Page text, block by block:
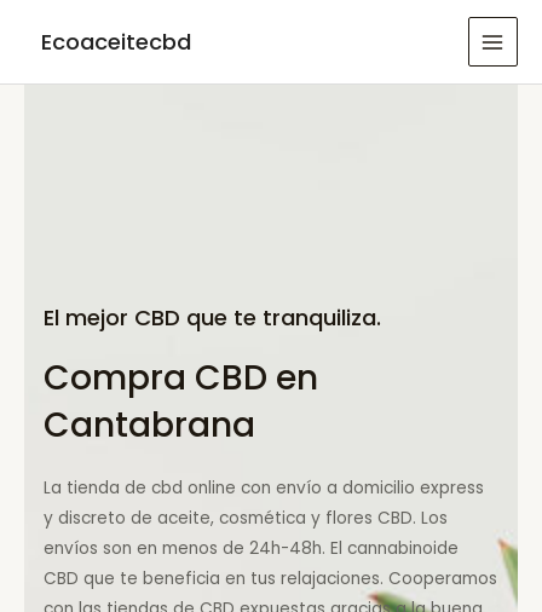
Ecoaceitecbd
El mejor CBD que te tranquiliza.
Compra CBD en
Cantabrana
La tienda de cbd online con envío a domicilio express
y discreto de aceite, cosmética y flores CBD. Los
envíos son en menos de 24h-48h. El cannabinoide
CBD que te beneficia en tus relajaciones. Cooperamos